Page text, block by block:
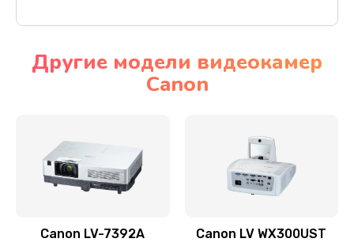
Замена дисплея
Замена кнопки
Заказать
Другие модели видеокамер
Canon
Canon LV-7392A Canon LV WX300UST